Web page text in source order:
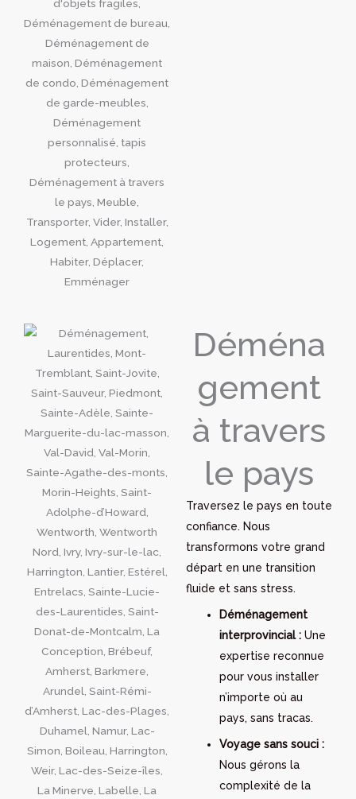
Déména
gement
à travers
le pays
Traversez le pays en toute
confiance. Nous
transformons votre grand
départ en une transition
fluide et sans stress.
Déménagement
interprovincial : Une
expertise reconnue
pour vous installer
n’importe où au
pays, sans tracas.
Voyage sans souci :
Nous gérons la
complexité de la